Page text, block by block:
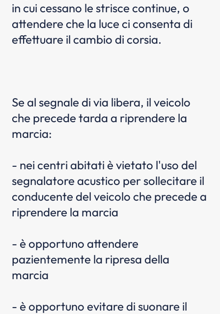
in cui cessano le strisce continue, o
attendere che la luce ci consenta di
effettuare il cambio di corsia.
Se al segnale di via libera, il veicolo
che precede tarda a riprendere la
marcia:
- nei centri abitati è vietato l'uso del
segnalatore acustico per sollecitare il
conducente del veicolo che precede a
riprendere la marcia
- è opportuno attendere
pazientemente la ripresa della
marcia
- è opportuno evitare di suonare il